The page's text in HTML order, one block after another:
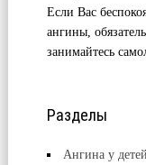
Если Вас
ангины,
занимайтесь
Разделы
Ангина у детей